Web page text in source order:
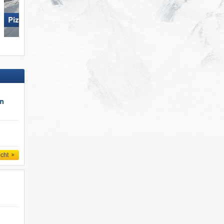
Pizol – Bad Ragaz/​Wangs San Martino di Castrozza